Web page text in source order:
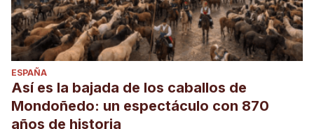
ESPAÑA
Así es la bajada de los caballos de
Mondoñedo: un espectáculo con 870
años de historia